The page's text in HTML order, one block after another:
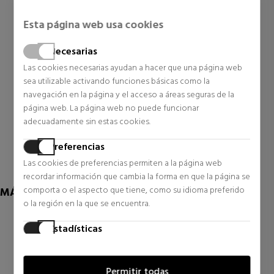
Esta página web usa cookies
Necesarias
Las cookies necesarias ayudan a hacer que una página web
sea utilizable activando funciones básicas como la
navegación en la página y el acceso a áreas seguras de la
página web. La página web no puede funcionar
adecuadamente sin estas cookies.
Preferencias
Las cookies de preferencias permiten a la página web
recordar información que cambia la forma en que la página se
comporta o el aspecto que tiene, como su idioma preferido
o la región en la que se encuentra.
Estadísticas
web a comprender cómo interactúan los visitantes con las
TOMMY HILFIGER BAGS
BANDOLERA CRUZADA
PEQUEÑA ESSENTIAL
Bandoleras, neceseres y
maletas para hombre
74,90 €
Bandoleras, neceseres y
maletas para hombre
86,17 € 25% DTO.
0 opiniones
MÁS DE U.S. POLO ASSN.